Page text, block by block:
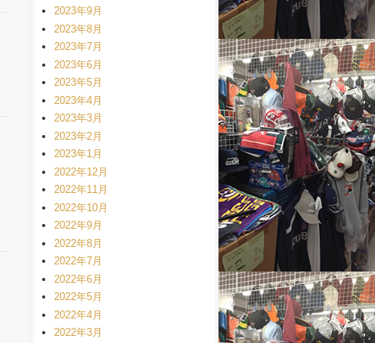
2023年9月
2023年8月
2023年7月
2023年6月
2023年5月
2023年4月
2023年3月
2023年2月
2023年1月
2022年12月
2022年11月
2022年10月
2022年9月
2022年8月
2022年7月
2022年6月
2022年5月
2022年4月
2022年3月